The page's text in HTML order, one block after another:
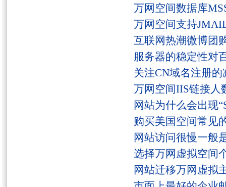
万网空间数据库
万网空间支持
互联网热潮微博团
服务器的稳定性对
关注CN域名注册
万网空间IIS链接人
网站为什么会出现
购买美国空间常见
网站访问很慢一般
选择万网虚拟空间
网站迁移万网虚拟